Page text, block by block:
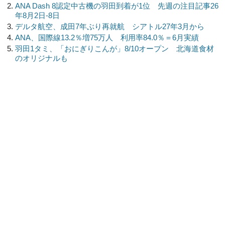
ANA Dash 8認定中古機の羽田到着が1位 先週の注目記事26
年8月2日-8日
デルタ航空、成田7年ぶり再就航 シアトル27年3月から
ANA、国際線13.2％増75万人 利用率84.0％＝6月実績
羽田1タミ、「おにぎりこんが」8/10オープン 北海道食材
のオリジナルも